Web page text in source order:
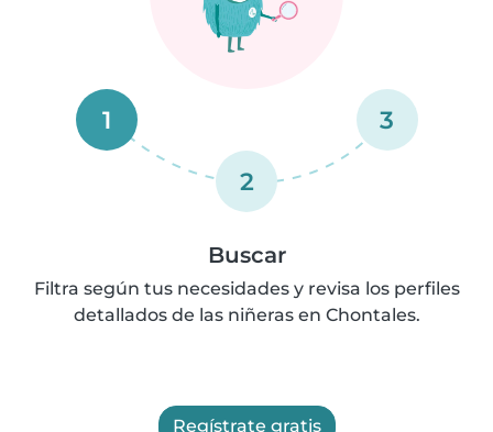
1
2
3
Buscar
Filtra según tus necesidades y revisa los perfiles
detallados de las niñeras en Chontales.
Regístrate gratis